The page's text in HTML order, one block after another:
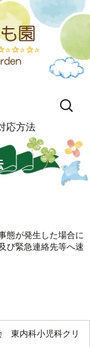
検
応方法
態が発生した場合に
び緊急連絡先等へ速
東内科小児科クリ